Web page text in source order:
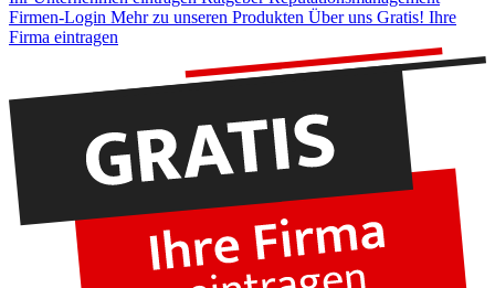
Firmen-Login Mehr zu unseren Produkten Über uns Gratis! Ihre
Firma eintragen